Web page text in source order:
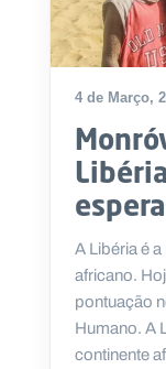
4 de Março,
A Libéria é
africano.
pontuação
Humano. A
continente